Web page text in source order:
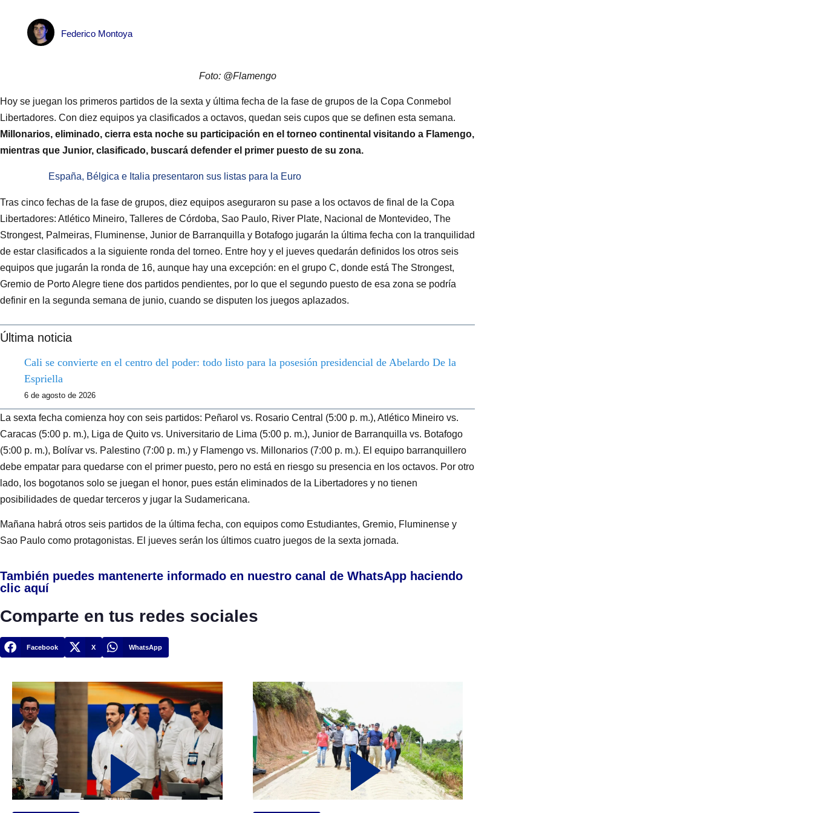
Federico Montoya
Foto: @Flamengo
Hoy se juegan los primeros partidos de la sexta y última fecha de la fase de grupos de la Copa Conmebol
Libertadores. Con diez equipos ya clasificados a octavos, quedan seis cupos que se definen esta semana.
Millonarios, eliminado, cierra esta noche su participación en el torneo continental visitando a Flamengo,
mientras que Junior, clasificado, buscará defender el primer puesto de su zona.
España, Bélgica e Italia presentaron sus listas para la Euro
Tras cinco fechas de la fase de grupos, diez equipos aseguraron su pase a los octavos de final de la Copa
Libertadores: Atlético Mineiro, Talleres de Córdoba, Sao Paulo, River Plate, Nacional de Montevideo, The
Strongest, Palmeiras, Fluminense, Junior de Barranquilla y Botafogo jugarán la última fecha con la tranquilidad
de estar clasificados a la siguiente ronda del torneo. Entre hoy y el jueves quedarán definidos los otros seis
equipos que jugarán la ronda de 16, aunque hay una excepción: en el grupo C, donde está The Strongest,
Gremio de Porto Alegre tiene dos partidos pendientes, por lo que el segundo puesto de esa zona se podría
definir en la segunda semana de junio, cuando se disputen los juegos aplazados.
Última noticia
Cali se convierte en el centro del poder: todo listo para la posesión presidencial de Abelardo De la
Espriella
6 de agosto de 2026
La sexta fecha comienza hoy con seis partidos: Peñarol vs. Rosario Central (5:00 p. m.), Atlético Mineiro vs.
Caracas (5:00 p. m.), Liga de Quito vs. Universitario de Lima (5:00 p. m.), Junior de Barranquilla vs. Botafogo
(5:00 p. m.), Bolívar vs. Palestino (7:00 p. m.) y Flamengo vs. Millonarios (7:00 p. m.). El equipo barranquillero
debe empatar para quedarse con el primer puesto, pero no está en riesgo su presencia en los octavos. Por otro
lado, los bogotanos solo se juegan el honor, pues están eliminados de la Libertadores y no tienen
posibilidades de quedar terceros y jugar la Sudamericana.
Mañana habrá otros seis partidos de la última fecha, con equipos como Estudiantes, Gremio, Fluminense y
Sao Paulo como protagonistas. El jueves serán los últimos cuatro juegos de la sexta jornada.
También puedes mantenerte informado en nuestro canal de WhatsApp haciendo
clic aquí
Comparte en tus redes sociales
Facebook X WhatsApp